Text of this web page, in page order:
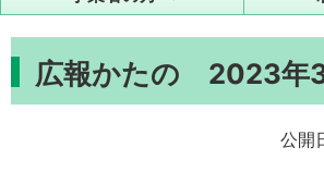
広報かたの 2023年
公開